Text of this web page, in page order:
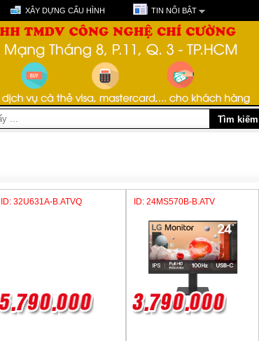
XÂY DỰNG CẤU HÌNH TIN NỔI BẬT
ID: 32U631A-B.ATVQ ID: 24MS570B-B.ATV